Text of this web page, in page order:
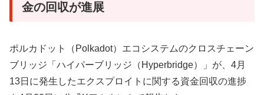
金の回収が進展
ポルカドット（Polkadot）エコシステムのクロスチェーン
ブリッジ「ハイパーブリッジ（Hyperbridge）」が、4月
13日に発生したエクスプロイトに関する資金回収の進捗